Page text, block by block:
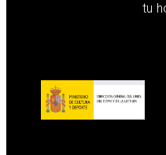
tu